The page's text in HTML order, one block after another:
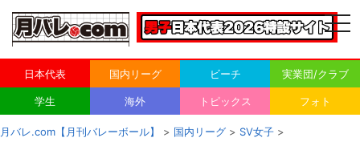
日本代表 国内リーグ ビーチ 実業団/クラブ
学生 海外 トピックス フォト
月バレ.com【月刊バレーボール】 > 国内リーグ > SV女子 >